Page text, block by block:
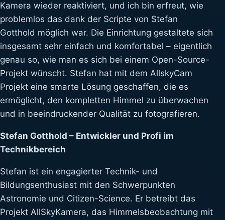
Kamera wieder reaktiviert, und ich bin erfreut, wie
problemlos das dank der Scripte von Stefan
Gotthold möglich war. Die Einrichtung gestaltete sich
insgesamt sehr einfach und komfortabel – eigentlich
genau so, wie man es sich bei einem Open-Source-
Projekt wünscht. Stefan hat mit dem AllskyCam
Projekt eine smarte Lösung geschaffen, die es
ermöglicht, den kompletten Himmel zu überwachen
und in beeindruckender Qualität zu fotografieren.
Stefan Gotthold – Entwickler und Profi im
Technikbereich
Stefan ist ein engagierter Technik- und
Bildungsenthusiast mit den Schwerpunkten
Astronomie und Citizen-Science. Er betreibt das
Projekt AllSkyKamera, das Himmelsbeobachtung mit